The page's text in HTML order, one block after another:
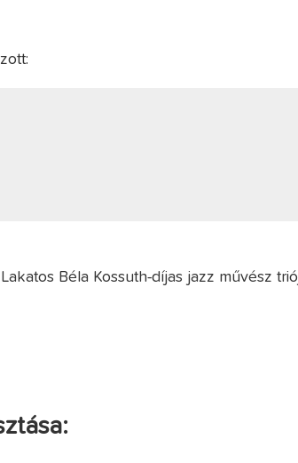
Béla Kossuth-díjas jazz művész